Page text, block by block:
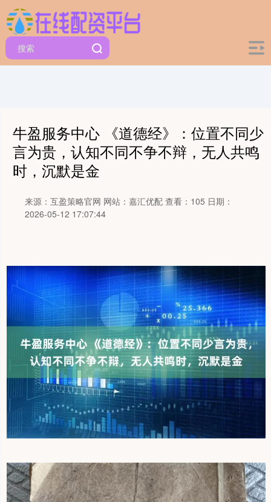
牛盈服务中心 《道德经》：位置不同少
言为贵，认知不同不争不辩，无人共鸣
时，沉默是金
来源：互盈策略官网 网站：嘉汇优配 查看：105 日期：
2026-05-12 17:07:44